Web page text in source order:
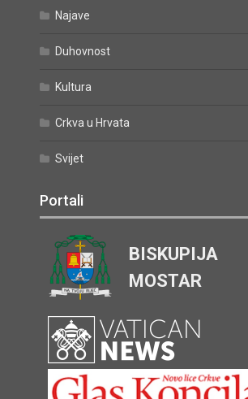
Najave
Duhovnost
Kultura
Crkva u Hrvata
Svijet
Portali
BISKUPIJA
MOSTAR